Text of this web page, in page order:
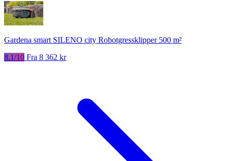
Gardena smart SILENO city Robotgressklipper 500 m²
8.1/10 Fra 8 362 kr